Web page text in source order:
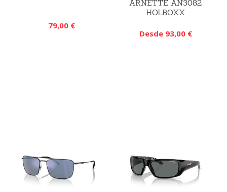
79,00 €
ARNETTE AN3082
HOLBOXX
Desde 93,00 €